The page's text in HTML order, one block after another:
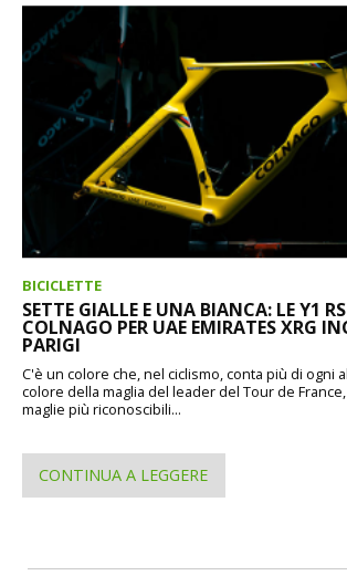
BICICLETTE
SETTE GIALLE E UNA BIANCA: LE Y1
COLNAGO PER UAE EMIRATES XRG
PARIGI
C'è un colore che, nel ciclismo, conta più di ogni
colore della maglia del leader del Tour de
maglie più riconoscibili...
CONTINUA A LEGGERE